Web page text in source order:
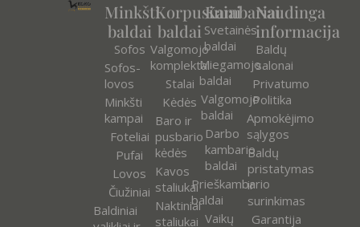
Minkšti
baldai
Sofos
Sofos-
lovos
Minkšti
kampai
Foteliai
Pufai
Lovos
Čiužiniai
Baldiniai
Korpusiniai
baldai
Valgomojo
komplektai
Stalai
Kėdės
Baro ir
pusbario
kėdės
Kavos
staliukai
Naktiniai
staliukai
Kambariai
Svetainės
baldai
Miegamojo
baldai
Valgomojo
baldai
Darbo
kambario
baldai
Prieškambario
baldai
Vaikų
Naudinga
informacija
Baldų
salonai
Privatumo
Politika
Apmokėjimo
sąlygos
Baldų
pristatymas
ir
surinkimas
Garantija